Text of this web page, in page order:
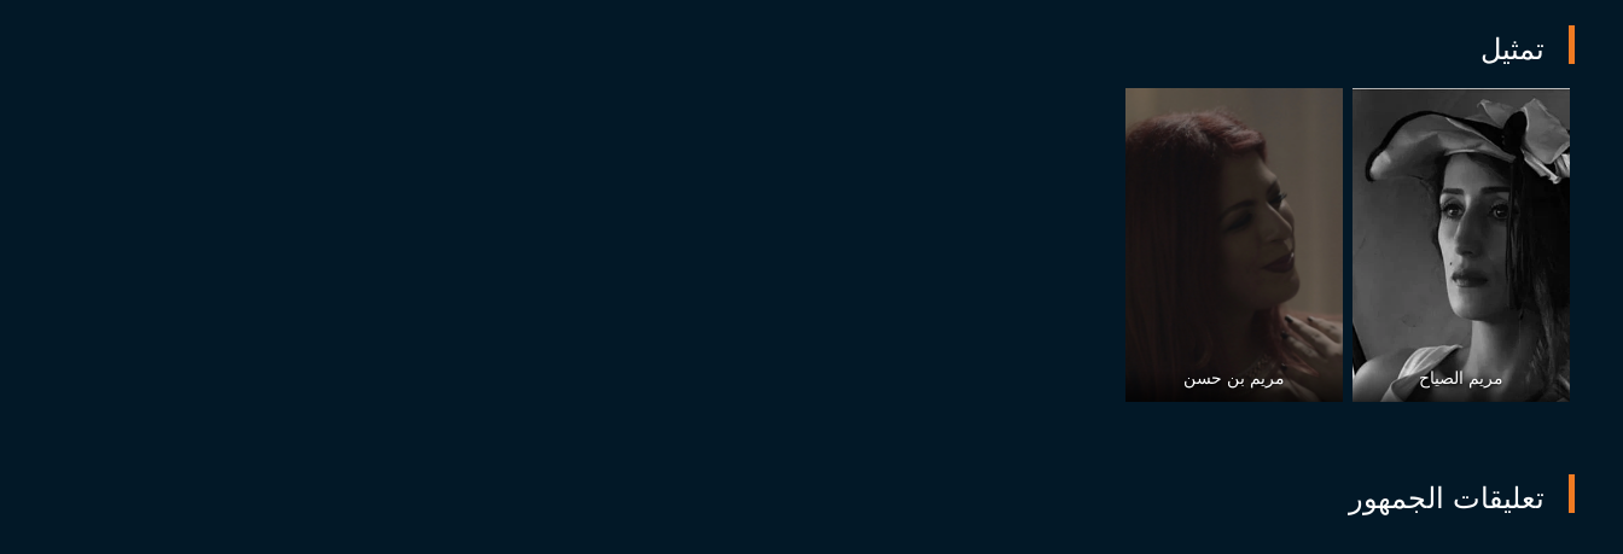
تمثيل
مريم الصياح مريم بن حسن
تعليقات الجمهور